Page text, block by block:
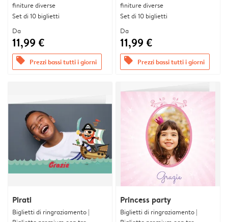
finiture diverse
Set di 10 biglietti
Da
11,99 €
offers Prezzi bassi tutti i giorni
finiture diverse
Set di 10 biglietti
Da
11,99 €
offers Prezzi bassi tutti i giorni
Pirati
Biglietti di ringraziamento |
Princess party
Biglietti di ringraziamento |